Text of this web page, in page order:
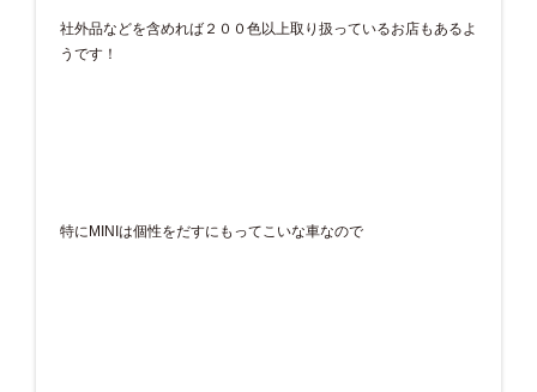
社外品などを含めれば２００色以上取り扱っているお店もあるよ
うです！
特にMINIは個性をだすにもってこいな車なので